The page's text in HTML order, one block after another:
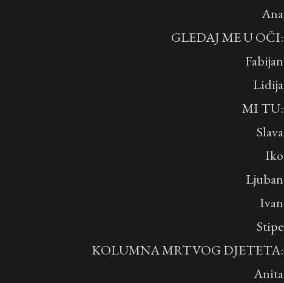
Ana
GLEDAJ ME U OČI:
Fabijan
Lidija
MI TU:
Slava
Iko
Ljuban
Ivan
Stipe
KOLUMNA MRTVOG DJETETA:
Anita